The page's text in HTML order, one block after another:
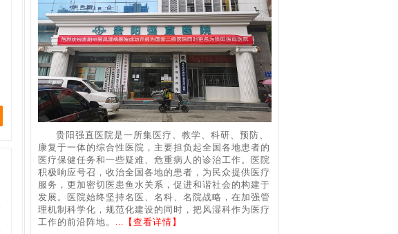
贵阳强直医院是一所集医疗、教学、科研、预防、
康复于一体的综合性医院，主要担负起全国各地患者的
医疗保健任务和一些疑难、危重病人的诊治工作。医院
积极响应号召，收治全国各地的患者，为民众提供医疗
服务，更加密切医患鱼水关系，促进和谐社会的构建于
发展。医院始终坚持名医、名科、名院战略，在加强管
理机制科学化，规范化建设的同时，把风湿科作为医疗
工作的前沿阵地。
...【查看详情】